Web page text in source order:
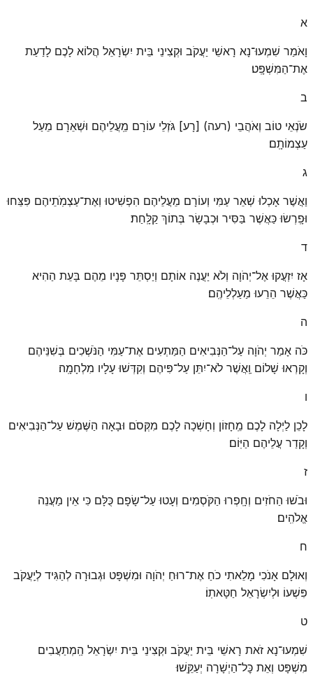
א
וָאֹמַר שִׁמְעוּ־נָא רָאשֵׁי יַעֲקֹב וּקְצִינֵי בֵּית יִשְׂרָאֵל הֲלוֹא לָכֶם לָדַעַת
אֶת־הַמִּשְׁפָּֽט׃
ב
שֹׂנְאֵי טוֹב וְאֹהֲבֵי (רעה) [רָע] גֹּזְלֵי עוֹרָם מֵֽעֲלֵיהֶם וּשְׁאֵרָם מֵעַל
עַצְמוֹתָֽם׃
ג
וַאֲשֶׁר אָכְלוּ שְׁאֵר עַמִּי וְעוֹרָם מֵעֲלֵיהֶם הִפְשִׁיטוּ וְאֶת־עַצְמֹֽתֵיהֶם פִּצֵּחוּ
וּפָֽרְשׂוּ כַּאֲשֶׁר בַּסִּיר וּכְבָשָׂר בְּתוֹךְ קַלָּֽחַת׃
ד
אָז יִזְעֲקוּ אֶל־יְהֹוָה וְלֹא יַעֲנֶה אוֹתָם וְיַסְתֵּר פָּנָיו מֵהֶם בָּעֵת הַהִיא
כַּאֲשֶׁר הֵרֵעוּ מַעַלְלֵיהֶֽם׃
ה
כֹּה אָמַר יְהֹוָה עַל־הַנְּבִיאִים הַמַּתְעִים אֶת־עַמִּי הַנֹּשְׁכִים בְּשִׁנֵּיהֶם
וְקָרְאוּ שָׁלוֹם וַֽאֲשֶׁר לֹא־יִתֵּן עַל־פִּיהֶם וְקִדְּשׁוּ עָלָיו מִלְחָמָֽה׃
ו
לָכֵן לַיְלָה לָכֶם מֵֽחָזוֹן וְחָשְׁכָה לָכֶם מִקְּסֹם וּבָאָה הַשֶּׁמֶשׁ עַל־הַנְּבִיאִים
וְקָדַר עֲלֵיהֶם הַיּֽוֹם׃
ז
וּבֹשׁוּ הַחֹזִים וְחָֽפְרוּ הַקֹּסְמִים וְעָטוּ עַל־שָׂפָם כֻּלָּם כִּי אֵין מַעֲנֵה
אֱלֹהִֽים׃
ח
וְאוּלָם אָנֹכִי מָלֵאתִי כֹחַ אֶת־רוּחַ יְהֹוָה וּמִשְׁפָּט וּגְבוּרָה לְהַגִּיד לְיַֽעֲקֹב
פִּשְׁעוֹ וּלְיִשְׂרָאֵל חַטָּאתֽוֹ׃
ט
שִׁמְעוּ־נָא זֹאת רָאשֵׁי בֵּית יַעֲקֹב וּקְצִינֵי בֵּית יִשְׂרָאֵל הַֽמְתַעֲבִים
מִשְׁפָּט וְאֵת כׇּל־הַיְשָׁרָה יְעַקֵּֽשׁוּ׃